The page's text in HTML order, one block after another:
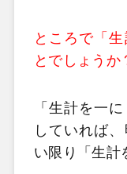
ところで「
とでしょうか
「生計を一
していれば
い限り「生計